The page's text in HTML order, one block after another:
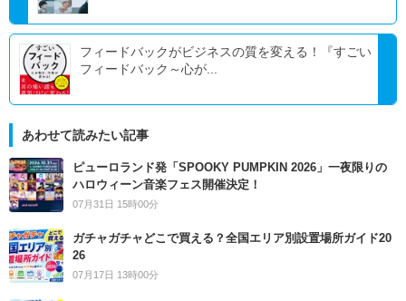
フィードバックがビジネスの質を変える！『すごい
フィードバック～心が...
あわせて読みたい記事
ピューロランド発「SPOOKY PUMPKIN 2026」一夜限りの
ハロウィーン音楽フェス開催決定！
07月31日 15時00分
ガチャガチャどこで買える？全国エリア別設置場所ガイド20
26
07月17日 13時00分